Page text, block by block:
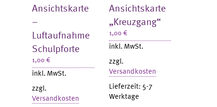
Ansichtskarte
–
Luftaufnahme
Schulpforte
1,00€
inkl. MwSt.
zzgl.
Versandkosten
Ansichtskarte
„Kreuzgang“
1,00€
inkl. MwSt.
zzgl.
Versandkosten
Lieferzeit: 5-7
Werktage